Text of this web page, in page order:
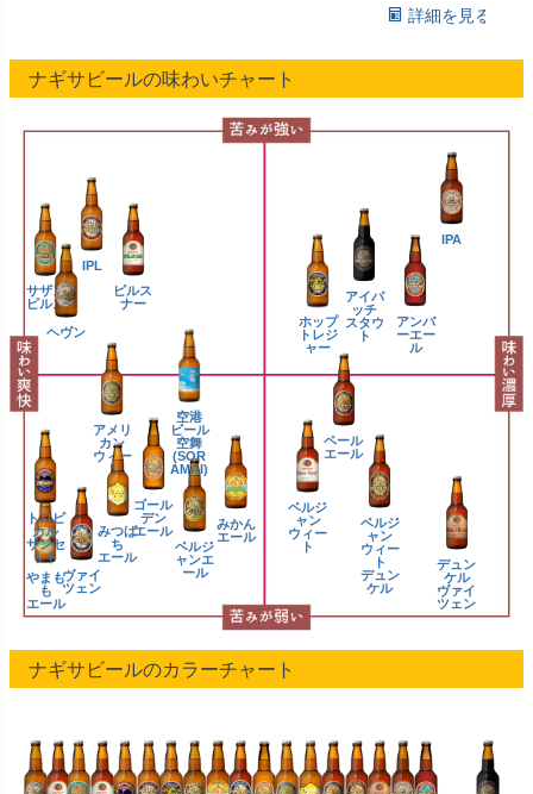
詳細を見る
ナギサビールの味わいチャート
アメリ
カン
ウィー
ト
ペール
エール
IPA
みかん
エール
アイパ
ッチ
スタウ
ト
ベルジ
ャン
ウィー
ト
ゴール
デン
エール
みつば
ち
エール
デュン
ケル
ヴァイ
ツェン
ヘヴン
ピルス
ナー
アンバ
ーエー
ル
ベルジ
ャン
ウィー
ト
デュン
ケル
ヴァイ
ツェン
ベルジ
ャンエ
ール
空港
ビール
空舞
(SOR
AMAI)
トロピ
カル
サンセ
ット
ホップ
トレジ
ャー
やまも
も
エール
サザン
ピルス
IPL
ナギサビールのカラーチャート